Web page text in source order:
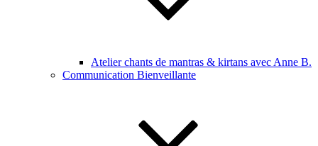
Atelier chants de mantras & kirtans avec Anne B.
Communication Bienveillante